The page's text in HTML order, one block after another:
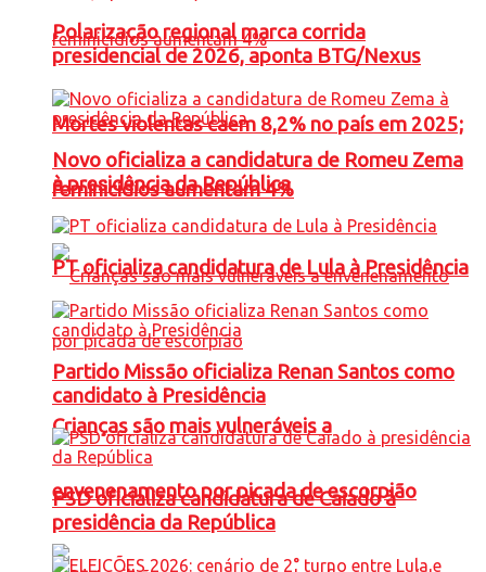
Mortes violentas caem 8,2% no país em 2025;
feminicídios aumentam 4%
Crianças são mais vulneráveis a
envenenamento por picada de escorpião
Polarização regional marca corrida
presidencial de 2026, aponta BTG/Nexus
Novo oficializa a candidatura de Romeu Zema
à presidência da República
PT oficializa candidatura de Lula à Presidência
Partido Missão oficializa Renan Santos como
candidato à Presidência
PSD oficializa candidatura de Caiado à
presidência da República